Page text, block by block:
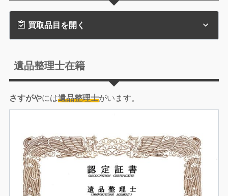
買取品目を開く
遺品整理士在籍
さすがやには遺品整理士がいます。